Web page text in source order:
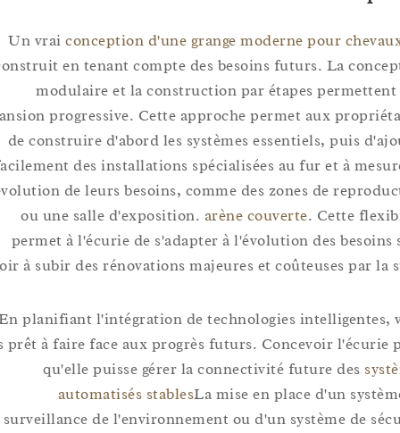
Un vraiconception d'une grange moderne pour
construit en tenant compte des besoins futurs. La
modulaire et la construction par étapes
expansion progressive. Cette approche permet aux
de construire d'abord les systèmes essentiels, puis
facilement des installations spécialisées au fur et à
l'évolution de leurs besoins, comme des zones de
ou une salle d'exposition.arène couverte. Cette
permet à l'écurie de s'adapter à l'évolution des
avoir à subir des rénovations majeures et coûteuses
En planifiant l'intégration de technologies
êtes prêt à faire face aux progrès futurs. Concevoir
qu'elle puisse gérer la connectivité future des
automatisés stablesLa mise en place d'un
surveillance de l'environnement ou d'un système de